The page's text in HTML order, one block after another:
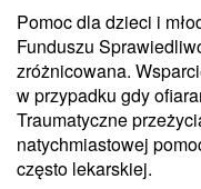
Pomoc dla dzieci i
Funduszu
zróżnicowana.
w przypadku gdy
Traumatyczne
natychmiastowej
często lekarskiej.